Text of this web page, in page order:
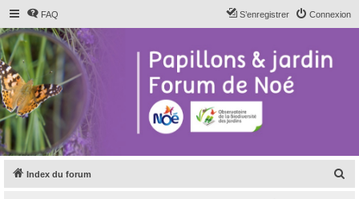
FAQ Connexion
S’enregistrer
Index du forum